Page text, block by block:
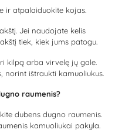
ir atpalaiduokite kojas.
Jei naudojate kelis
tiek, kiek jums patogu.
kilpą arba virvelę jų gale.
norint ištraukti kamuoliukus.
raumenis?
dubens dugno raumenis.
kamuoliukai pakyla.